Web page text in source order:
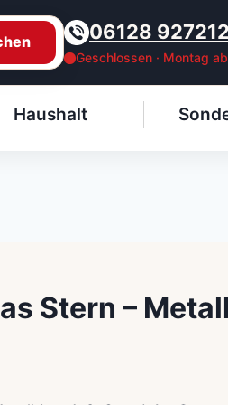
06128 927212
Geschlossen · Montag
Haushalt
Stern –